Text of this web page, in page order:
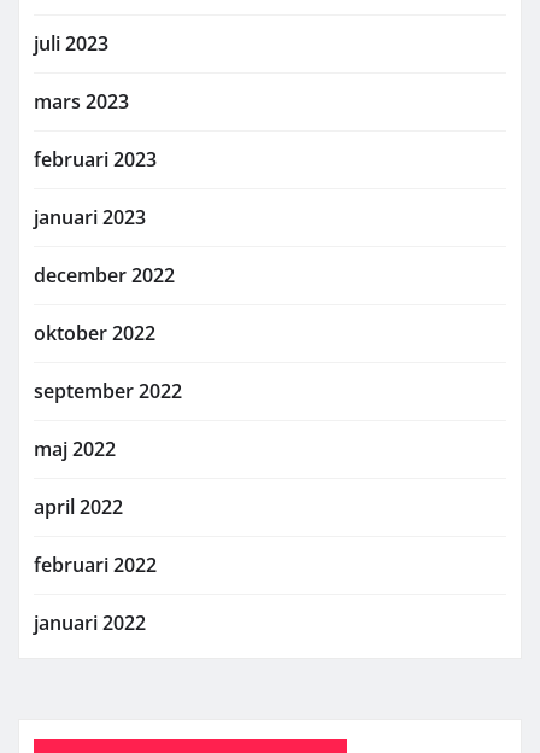
juli 2023
mars 2023
februari 2023
januari 2023
december 2022
oktober 2022
september 2022
maj 2022
april 2022
februari 2022
januari 2022